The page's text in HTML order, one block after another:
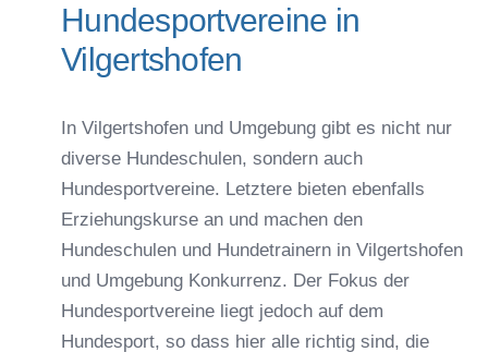
Hundesportvereine in
Vilgertshofen
In Vilgertshofen und Umgebung gibt es nicht nur
diverse Hundeschulen, sondern auch
Hundesportvereine. Letztere bieten ebenfalls
Erziehungskurse an und machen den
Hundeschulen und Hundetrainern in Vilgertshofen
und Umgebung Konkurrenz. Der Fokus der
Hundesportvereine liegt jedoch auf dem
Hundesport, so dass hier alle richtig sind, die